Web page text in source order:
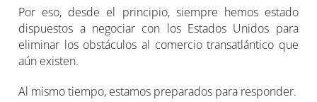
Por eso, desde el principio, siempre hemos estado
dispuestos a negociar con los Estados Unidos para
eliminar los obstáculos al comercio transatlántico que
aún existen.
Al mismo tiempo, estamos preparados para responder.